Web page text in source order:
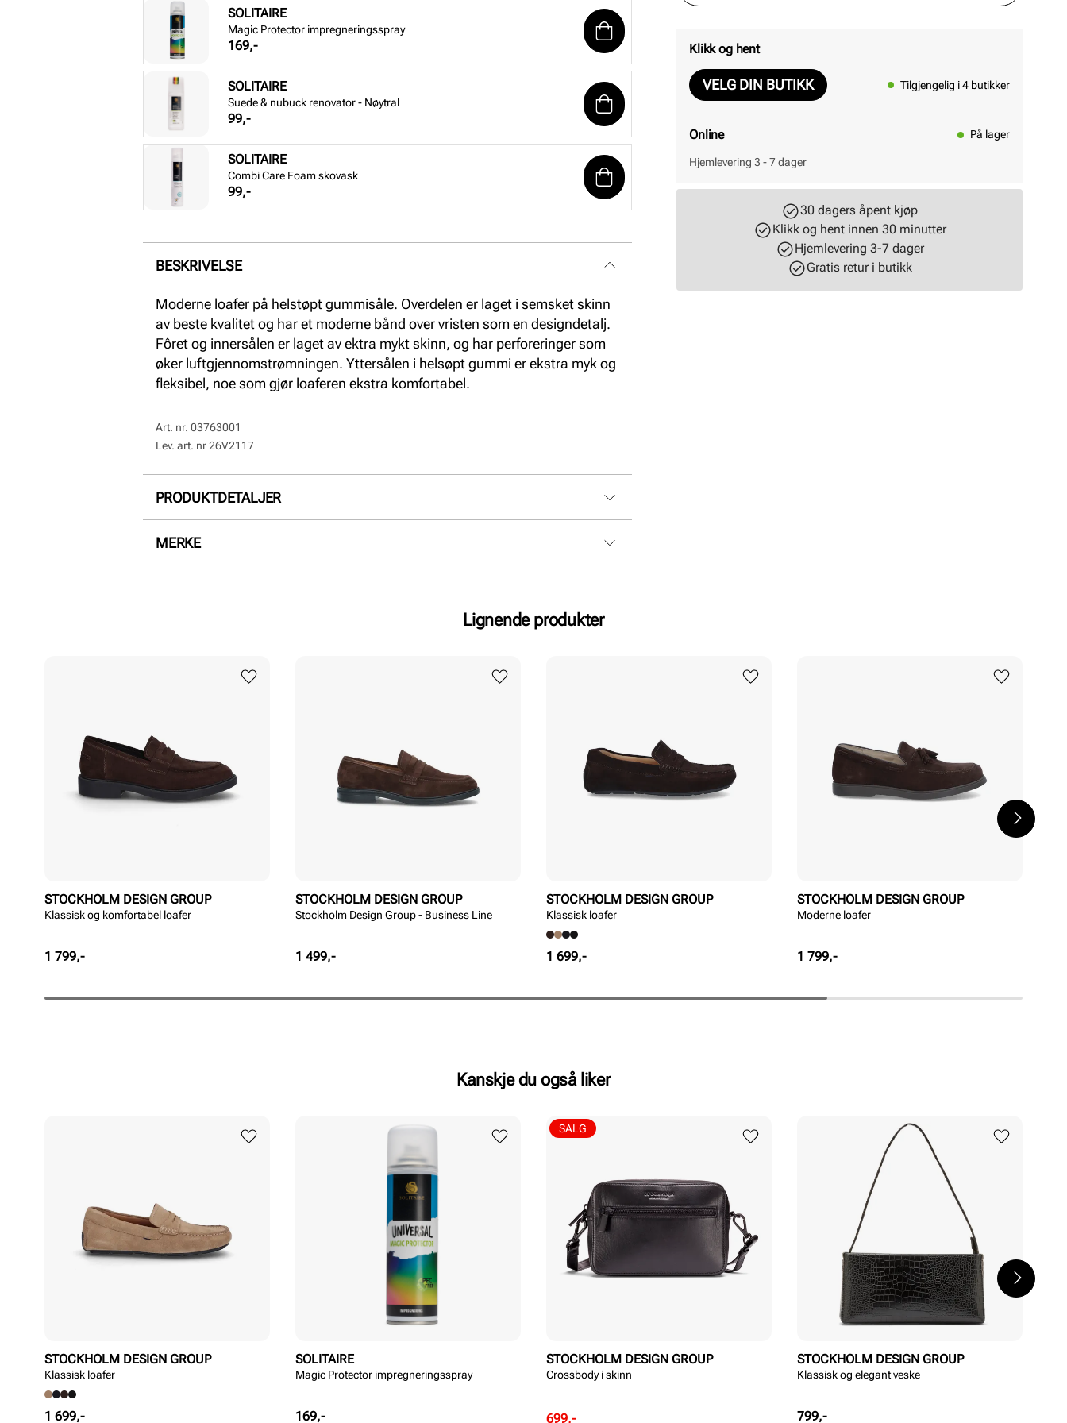
SOLITAIRE
Magic Protector impregneringsspray
Pris
169,-
SOLITAIRE
Suede & nubuck renovator - Nøytral
Pris
99,-
SOLITAIRE
Combi Care Foam skovask
Pris
99,-
BESKRIVELSE
Moderne loafer på helstøpt gummisåle. Overdelen er laget i semsket skinn
av beste kvalitet og har et moderne bånd over vristen som en designdetalj.
Fôret og innersålen er laget av ektra mykt skinn, og har perforeringer som
øker luftgjennomstrømningen. Yttersålen i helsøpt gummi er ekstra myk og
fleksibel, noe som gjør loaferen ekstra komfortabel.
Art. nr. 03763001
Lev. art. nr26V2117
PRODUKTDETALJER
Overdel:
MERKE
Klikk og hent
VELG DIN BUTIKK Tilgjengelig i 4 butikker
Online På lager
Hjemlevering 3 - 7 dager
30 dagers åpent kjøp
Klikk og hent innen 30 minutter
Hjemlevering 3-7 dager
Gratis retur i butikk
Lignende produkter
STOCKHOLM DESIGN GROUP
Klassisk og komfortabel loafer
Pris
1 799,-
STOCKHOLM DESIGN GROUP
Stockholm Design Group - Business Line
Pris
1 499,-
STOCKHOLM DESIGN GROUP
Klassisk loafer
Pris
1 699,-
STOCKHOLM DESIGN GROUP
Moderne loafer
Pris
1 799,-
Kanskje du også liker
STOCKHOLM DESIGN GROUP
Klassisk loafer
Pris
1 699,-
SOLITAIRE
Magic Protector impregneringsspray
Pris
169,-
STOCKHOLM DESIGN GROUP
Crossbody i skinn
Rabattert
699,-
Ordinær
SALG
STOCKHOLM DESIGN GROUP
Klassisk og elegant veske
Pris
799,-